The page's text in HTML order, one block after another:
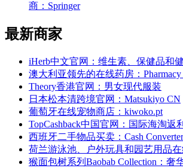
商：Springer
最新商家
iHerb中文官网：维生素、保健品和
澳大利亚领先的在线药房：Pharmacy
Theory香港官网：男女现代服装
日本松本清跨境官网：Matsukiyo CN
葡萄牙在线宠物商店：kiwoko.pt
TopCashback中国官网：国际海淘返
西班牙二手物品买卖：Cash
荷兰游泳池、户外玩具和园艺用品
猴面包树系列Baobab Collection：奢